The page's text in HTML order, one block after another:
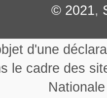
© 2021,
d'une
le cadre des